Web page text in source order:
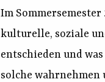
Im
kulturelle, soziale
entschieden und
solche